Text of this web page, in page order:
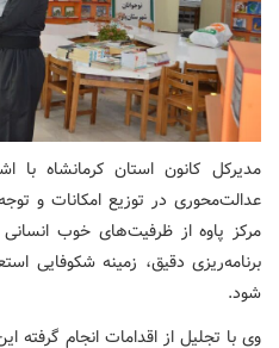
مدیرکل کانون استان کرمانشاه با
عدالت‌محوری در توزیع امکانات و
مرکز پاوه از ظرفیت‌های خوب
برنامه‌ریزی دقیق، زمینه شکوفایی
شود.
وی با تجلیل از اقدامات انجام گرفته